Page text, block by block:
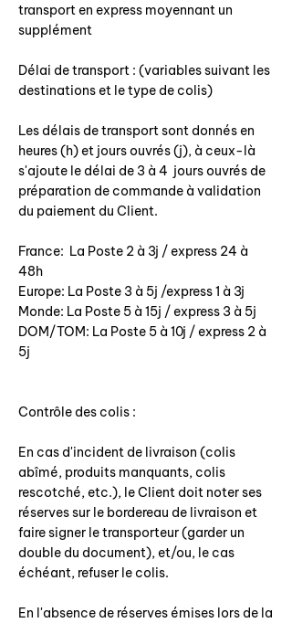
transport en express moyennant un
supplément
Délai de transport : (variables suivant les
destinations et le type de colis)
Les délais de transport sont donnés en
heures (h) et jours ouvrés (j), à ceux-là
s'ajoute le délai de 3 à 4 jours ouvrés de
préparation de commande à validation
du paiement du Client.
France: La Poste 2 à 3j / express 24 à
48h
Europe: La Poste 3 à 5j /express 1 à 3j
Monde: La Poste 5 à 15j / express 3 à 5j
DOM/TOM: La Poste 5 à 10j / express 2 à
5j
Contrôle des colis :
En cas d'incident de livraison (colis
abîmé, produits manquants, colis
rescotché, etc.), le Client doit noter ses
réserves sur le bordereau de livraison et
faire signer le transporteur (garder un
double du document), et/ou, le cas
échéant, refuser le colis.
En l'absence de réserves émises lors de la